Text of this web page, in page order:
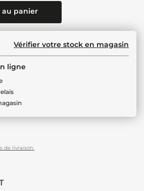
au panier
Vérifier votre stock en magasin
ligne
de livraison.